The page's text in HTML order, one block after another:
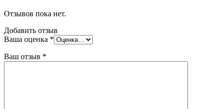
Отзывов пока нет.
Добавить отзыв
Ваша оценка *
Ваш отзыв *